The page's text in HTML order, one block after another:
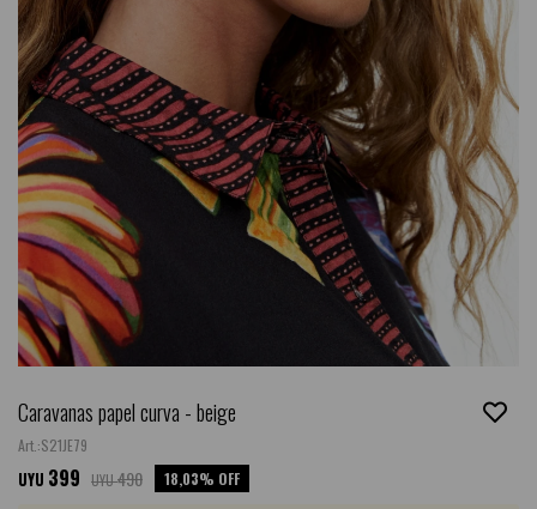
Caravanas papel curva - beige
S21JE79
UYU 399 UYU490 18,03